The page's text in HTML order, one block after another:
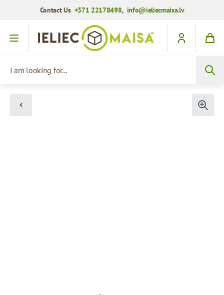
Contact Us +371 22178498, info@ieliecmaisa.lv
Skip to Content